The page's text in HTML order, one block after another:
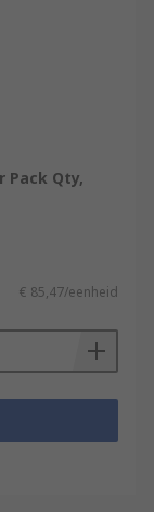
Pack Qty,
€ 85,47/eenheid